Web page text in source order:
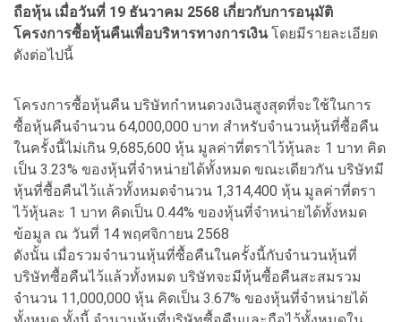
ถือหุ้น เมื่อวันที่ 19 ธันวาคม 2568 เกี่ยวกับการอนุมัติ
โครงการซื้อหุ้นคืนเพื่อบริหารทางการเงินโดยมีรายละเอียด
ดังต่อไปนี้
โครงการซื้อหุ้นคืน บริษัทกำหนดวงเงินสูงสุดที่จะใช้ในการ
ซื้อหุ้นคืนจำนวน 64,000,000 บาท สำหรับจำนวนหุ้นที่ซื้อคืน
ในครั้งนี้ไม่เกิน 9,685,600 หุ้น มูลค่าที่ตราไว้หุ้นละ 1 บาท คิด
เป็น 3.23% ของหุ้นที่จำหน่ายได้ทั้งหมด ขณะเดียวกัน บริษัทมี
หุ้นที่ซื้อคืนไว้แล้วทั้งหมดจำนวน 1,314,400 หุ้น มูลค่าที่ตรา
ไว้หุ้นละ 1 บาท คิดเป็น 0.44% ของหุ้นที่จำหน่ายได้ทั้งหมด
ข้อมูล ณ วันที่ 14 พฤศจิกายน 2568
ดังนั้น เมื่อรวมจำนวนหุ้นที่ซื้อคืนในครั้งนี้กับจำนวนหุ้นที่
บริษัทซื้อคืนไว้แล้วทั้งหมด บริษัทจะมีหุ้นซื้อคืนสะสมรวม
จำนวน 11,000,000 หุ้น คิดเป็น 3.67% ของหุ้นที่จำหน่ายได้